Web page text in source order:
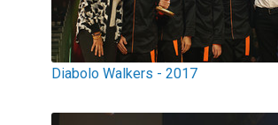
Diabolo Walkers - 2017